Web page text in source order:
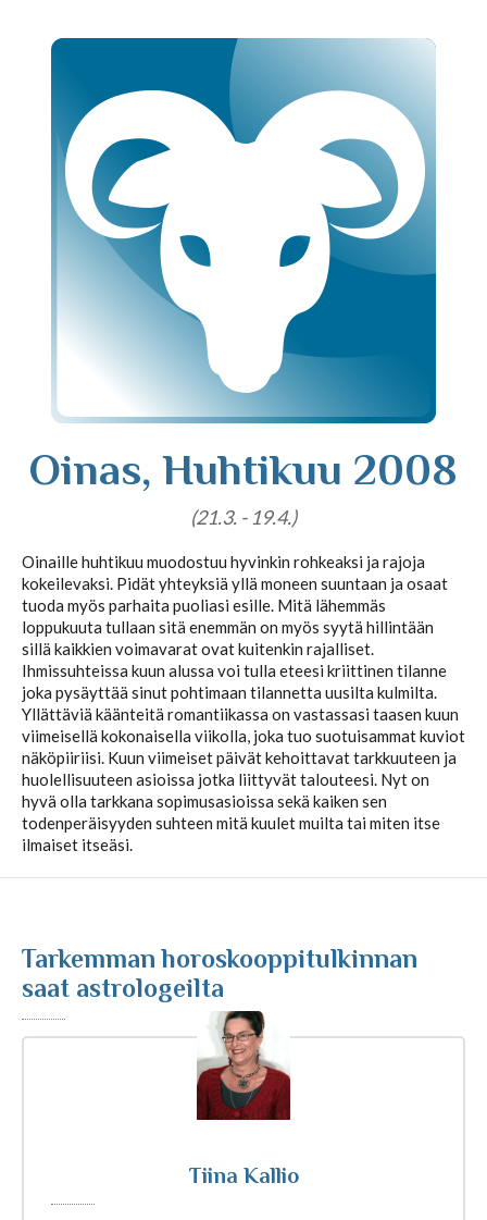
Tajunnanvirta Tietäjät
Tajunnanvirta puhepaketti
Soittopyyntö
Tietoa laskutuksesta
Horoskooppimerkit
Viikkohoroskooppi
Kuukausihoroskooppi
Vuosihoroskooppi
Elämänhoroskooppi
Rakkaushoroskooppi
Kiinalainen horoskooppi
Horoskooppiartikkelit
Oinas, Huhtikuu 2008
(21.3. - 19.4.)
Oinaille huhtikuu muodostuu hyvinkin rohkeaksi ja rajoja
kokeilevaksi. Pidät yhteyksiä yllä moneen suuntaan ja osaat
tuoda myös parhaita puoliasi esille. Mitä lähemmäs
loppukuuta tullaan sitä enemmän on myös syytä hillintään
sillä kaikkien voimavarat ovat kuitenkin rajalliset.
Ihmissuhteissa kuun alussa voi tulla eteesi kriittinen tilanne
joka pysäyttää sinut pohtimaan tilannetta uusilta kulmilta.
Yllättäviä käänteitä romantiikassa on vastassasi taasen kuun
viimeisellä kokonaisella viikolla, joka tuo suotuisammat kuviot
näköpiiriisi. Kuun viimeiset päivät kehoittavat tarkkuuteen ja
huolellisuuteen asioissa jotka liittyvät talouteesi. Nyt on
hyvä olla tarkkana sopimusasioissa sekä kaiken sen
todenperäisyyden suhteen mitä kuulet muilta tai miten itse
ilmaiset itseäsi.
Tarkemman horoskooppitulkinnan
saat astrologeilta
Tiina Kallio